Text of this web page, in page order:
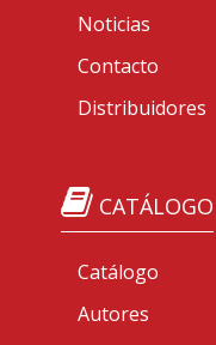
Noticias
Contacto
Distribuidores
CATÁLOGO
Catálogo
Autores